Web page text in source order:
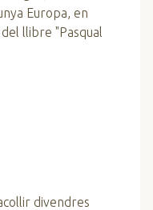
Europa, en
llibre "Pasqual
divendres